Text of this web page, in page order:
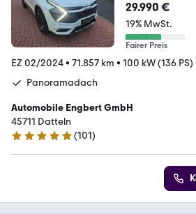
29.990 €
19% MwSt.
Fairer Preis
EZ 02/2024• 71.857 km • 100 kW (136 PS)
Panoramadach
Automobile Engbert GmbH
45711 Datteln
4.9 Sterne
(101)